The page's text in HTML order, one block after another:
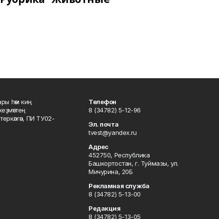
һәм киң
ПИ ТУ02-
Телефон
8 (34782) 5-12-96
Эл. почта
tvest@yandex.ru
Адрес
452750, Республика
Башкортостан, г. Туймазы, ул.
Мичурина, 20Б
Рекламная служба
8 (34782) 5-13-00
Редакция
8 (34782) 5-13-05